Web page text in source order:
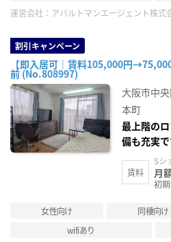
運営会社： アパルトマンエージェント株式
割引キャンペーン
【即入居可｜賃料105,000円
前 (No.808997)
大阪市中
本町
最上階の
備も充実
賃料
Sシ
月
初
女性向け 同棲向け
wifiあり